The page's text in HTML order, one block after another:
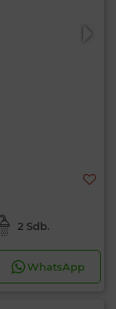
2 Sdb.
WhatsApp